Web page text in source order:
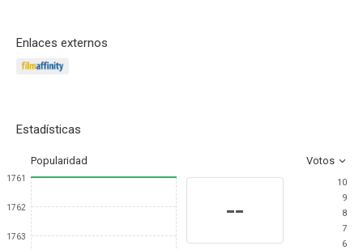
Enlaces externos
Estadísticas
Popularidad Votos
1761
1762
1763
--
10
9
8
7
6